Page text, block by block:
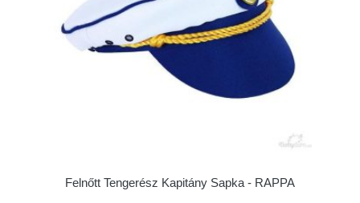
Felnőtt Tengerész Kapitány Sapka - RAPPA